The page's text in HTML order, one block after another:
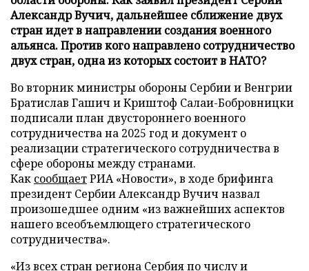
Александр Вучич, дальнейшее сближение двух
стран идет в направлении создания военного
альянса. Против кого направлено сотрудничество
двух стран, одна из которых состоит в НАТО?
Во вторник министры обороны Сербии и Венгрии
Братислав Гашич и Криштоф Салаи-Бобровницки
подписали план двустороннего военного
сотрудничества на 2025 год и документ о
реализации стратегического сотрудничества в
сфере обороны между странами.
Как сообщаетРИА «Новости», в ходе брифинга
президент Сербии Александр Вучич назвал
произошедшее одним «из важнейших аспектов
нашего всеобъемлющего стратегического
сотрудничества».
«Из всех стран региона Сербия по числу и